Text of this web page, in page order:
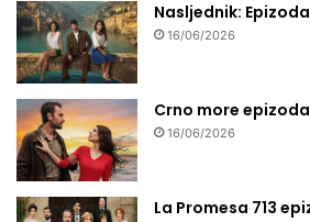
Nasljednik: Epizoda
16/06/2026
Crno more
16/06/2026
La Promesa 713